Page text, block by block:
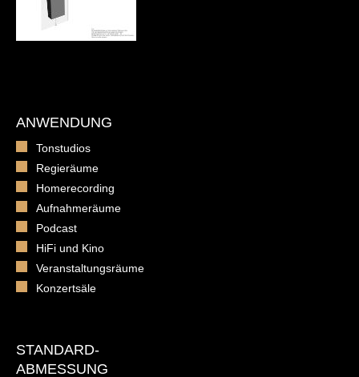
ANWENDUNG
Tonstudios
Regieräume
Homerecording
Aufnahmeräume
Podcast
HiFi und Kino
Veranstaltungsräume
Konzertsäle
STANDARD-
ABMESSUNG